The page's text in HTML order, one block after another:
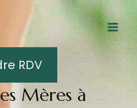
RDV
Mères à